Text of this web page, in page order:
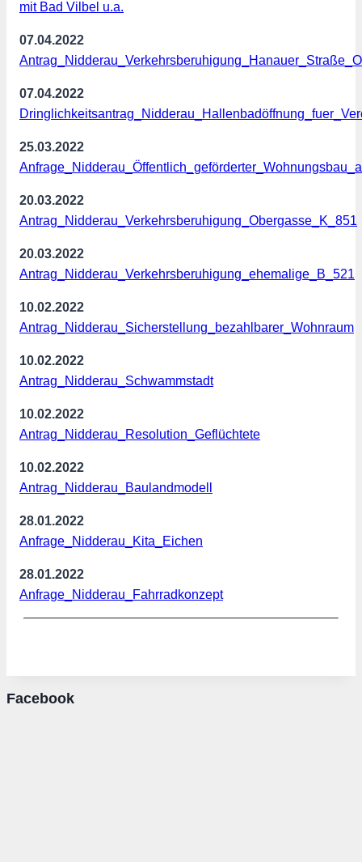
mit Bad Vilbel u.a.
07.04.2022
07.04.2022
25.03.2022
20.03.2022
Antrag_Nidderau_Verkehrsberuhigung_Obergasse_K_851
20.03.2022
Antrag_Nidderau_Verkehrsberuhigung_ehemalige_B_521
10.02.2022
Antrag_Nidderau_Sicherstellung_bezahlbarer_Wohnraum
10.02.2022
Antrag_Nidderau_Schwammstadt
10.02.2022
Antrag_Nidderau_Resolution_Geflüchtete
10.02.2022
Antrag_Nidderau_Baulandmodell
28.01.2022
Anfrage_Nidderau_Kita_Eichen
28.01.2022
Anfrage_Nidderau_Fahrradkonzept
Facebook